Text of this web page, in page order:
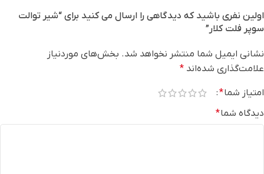
اولین نفری باشید که دیدگاهی را ارسال می کنید برای “شیر توالت
سوپر فلت کلار”
نشانی ایمیل شما منتشر نخواهد شد. بخش‌های موردنیاز
علامت‌گذاری شده‌اند *
امتیاز شما*
دیدگاه شما*